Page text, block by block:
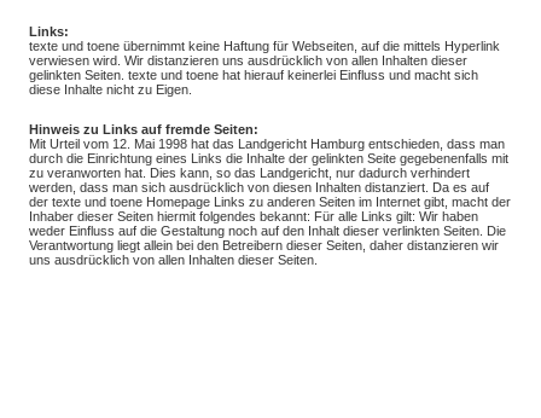
Links:
texte und toene übernimmt keine Haftung für Webseiten, auf die mittels Hyperlink
verwiesen wird. Wir distanzieren uns ausdrücklich von allen Inhalten dieser
gelinkten Seiten. texte und toene hat hierauf keinerlei Einfluss und macht sich
diese Inhalte nicht zu Eigen.
Hinweis zu Links auf fremde Seiten:
Mit Urteil vom 12. Mai 1998 hat das Landgericht Hamburg entschieden, dass man
durch die Einrichtung eines Links die Inhalte der gelinkten Seite gegebenenfalls mit
zu veranworten hat. Dies kann, so das Landgericht, nur dadurch verhindert
werden, dass man sich ausdrücklich von diesen Inhalten distanziert. Da es auf
der texte und toene Homepage Links zu anderen Seiten im Internet gibt, macht der
Inhaber dieser Seiten hiermit folgendes bekannt: Für alle Links gilt: Wir haben
weder Einfluss auf die Gestaltung noch auf den Inhalt dieser verlinkten Seiten. Die
Verantwortung liegt allein bei den Betreibern dieser Seiten, daher distanzieren wir
uns ausdrücklich von allen Inhalten dieser Seiten.